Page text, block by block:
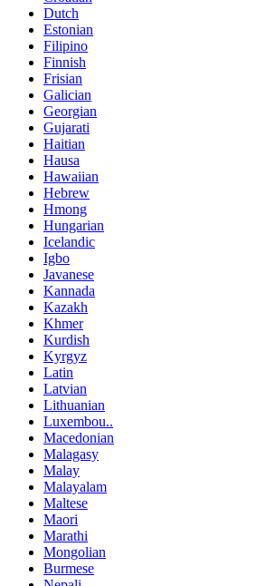
Dutch
Estonian
Filipino
Finnish
Frisian
Galician
Georgian
Gujarati
Haitian
Hausa
Hawaiian
Hebrew
Hmong
Hungarian
Icelandic
Igbo
Javanese
Kannada
Kazakh
Khmer
Kurdish
Kyrgyz
Latin
Latvian
Lithuanian
Luxembou..
Macedonian
Malagasy
Malay
Malayalam
Maltese
Maori
Marathi
Mongolian
Burmese